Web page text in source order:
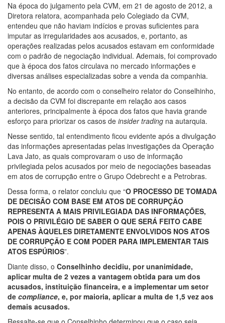
Na época do julgamento pela CVM, em 21 de agosto de 2012, a
Diretora relatora, acompanhada pelo Colegiado da CVM,
entendeu que não haviam indícios e provas suficientes para
imputar as irregularidades aos acusados, e, portanto, as
operações realizadas pelos acusados estavam em conformidade
com o padrão de negociação individual. Ademais, foi comprovado
que à época dos fatos circulava no mercado informações e
diversas análises especializadas sobre a venda da companhia.
No entanto, de acordo com o conselheiro relator do Conselhinho,
a decisão da CVM foi discrepante em relação aos casos
anteriores, principalmente à época dos fatos que havia grande
esforço para priorizar os casos de insider trading na autarquia.
Nesse sentido, tal entendimento ficou evidente após a divulgação
das informações apresentadas pelas investigações da Operação
Lava Jato, as quais comprovaram o uso de informação
privilegiada pelos acusados por meio de negociações baseadas
em atos de corrupção entre o Grupo Odebrecht e a Petrobras.
Dessa forma, o relator concluiu que “O PROCESSO DE TOMADA
DE DECISÃO COM BASE EM ATOS DE CORRUPÇÃO
REPRESENTA A MAIS PRIVILEGIADA DAS INFORMAÇÕES,
POIS O PRIVILÉGIO DE SABER O QUE SERÁ FEITO CABE
APENAS ÀQUELES DIRETAMENTE ENVOLVIDOS NOS ATOS
DE CORRUPÇÃO E COM PODER PARA IMPLEMENTAR TAIS
ATOS ESPÚRIOS”.
Diante disso, o Conselhinho decidiu, por unanimidade,
aplicar multa de 2 vezes a vantagem obtida para um dos
acusados, instituição financeira, e a implementar um setor
de compliance, e, por maioria, aplicar a multa de 1,5 vez aos
demais acusados.